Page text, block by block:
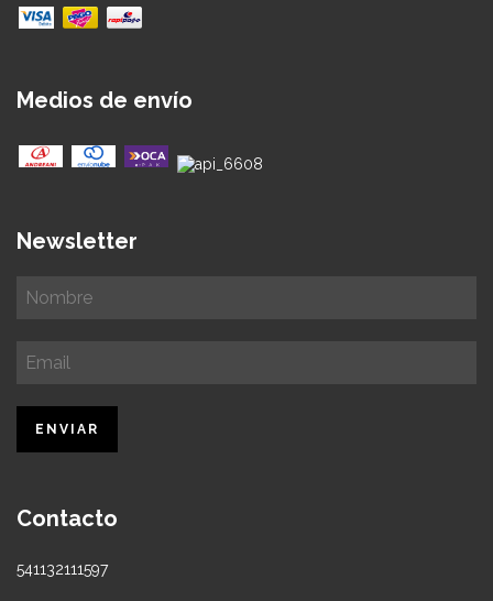
Medios de envío
Newsletter
Contacto
541132111597